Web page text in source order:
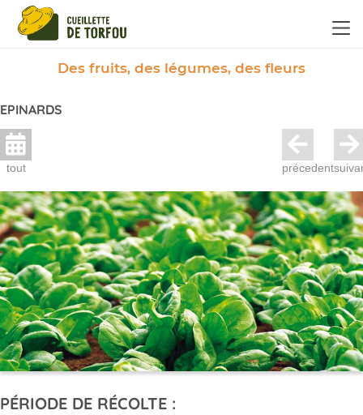
Des fruits, des légumes, des fleurs
EPINARDS
tout précedent
PÉRIODE DE RÉCOLTE :
Panneau de gestion des cookies